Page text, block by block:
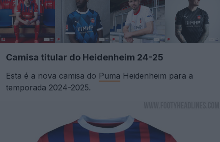
Camisa titular do Heidenheim 24-25
Esta é a nova camisa do Puma Heidenheim para a
temporada 2024-2025.